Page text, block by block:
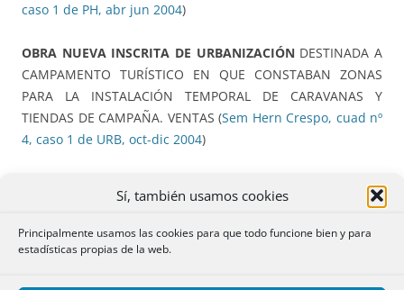
Sí, también usamos cookies
Principalmente usamos las cookies para que todo funcione bien y para
estadísticas propias de la web.
caso 1 de PH, abr jun 2004)
OBRA NUEVA INSCRITA DE URBANIZACIÓNDESTINADA A
CAMPAMENTO TURÍSTICO EN QUE CONSTABAN ZONAS
PARA LA INSTALACIÓN TEMPORAL DE CARAVANAS Y
TIENDAS DE CAMPAÑA. VENTAS (Sem Hern Crespo, cuad nº
4, caso 1 de URB, oct-dic 2004)
RESERVA DE DOMINIO.
INMATRICULACIÓN (Sem Hern Crespo, cuad nº 4, caso 3 de
URB, oct-dic 2004